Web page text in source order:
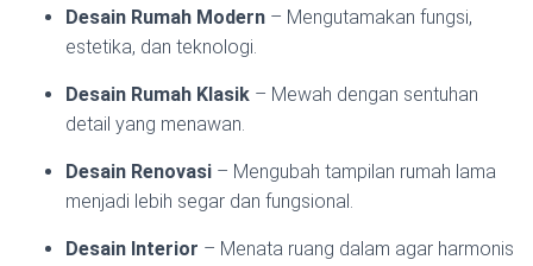
Desain Rumah Modern – Mengutamakan fungsi,
estetika, dan teknologi.
Desain Rumah Klasik – Mewah dengan sentuhan
detail yang menawan.
Desain Renovasi – Mengubah tampilan rumah lama
menjadi lebih segar dan fungsional.
Desain Interior – Menata ruang dalam agar harmonis